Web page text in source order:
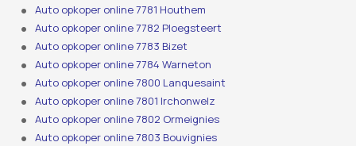
Auto opkoper online 7781 Houthem
Auto opkoper online 7782 Ploegsteert
Auto opkoper online 7783 Bizet
Auto opkoper online 7784 Warneton
Auto opkoper online 7800 Lanquesaint
Auto opkoper online 7801 Irchonwelz
Auto opkoper online 7802 Ormeignies
Auto opkoper online 7803 Bouvignies